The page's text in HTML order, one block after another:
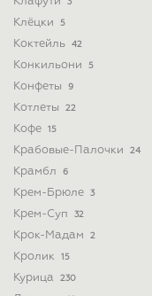
3
Клёцки 5
Коктейль 42
Конкильони 5
Конфеты 9
Котлеты 22
Кофе 15
Крабовые-Палочки 24
Крамбл 6
Крем-Брюле 3
Крем-Суп 32
Крок-Мадам 2
Кролик 15
Курица 230